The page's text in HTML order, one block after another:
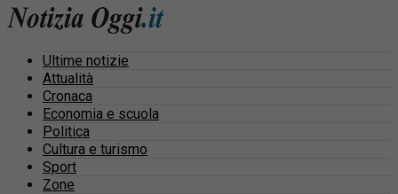
Ultime notizie
Attualità
Cronaca
Economia e scuola
Politica
Cultura e turismo
Sport
Zone